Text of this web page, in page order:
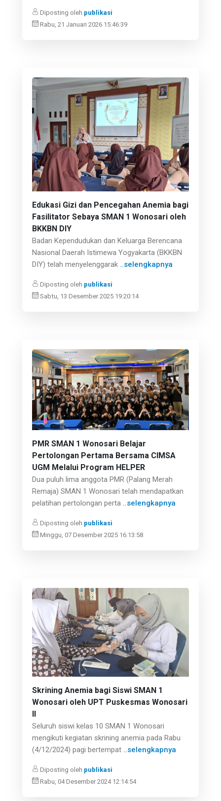
Diposting oleh publikasi
Rabu, 21 Januari 2026 15:46:39
Edukasi Gizi dan Pencegahan Anemia bagi
Fasilitator Sebaya SMAN 1 Wonosari oleh
BKKBN DIY
Badan Kependudukan dan Keluarga Berencana
Nasional Daerah Istimewa Yogyakarta (BKKBN
DIY) telah menyelenggarak ..selengkapnya
Diposting oleh publikasi
Sabtu, 13 Desember 2025 19:20:14
PMR SMAN 1 Wonosari Belajar
Pertolongan Pertama Bersama CIMSA
UGM Melalui Program HELPER
Dua puluh lima anggota PMR (Palang Merah
Remaja) SMAN 1 Wonosari telah mendapatkan
pelatihan pertolongan perta ..selengkapnya
Diposting oleh publikasi
Minggu, 07 Desember 2025 16:13:58
Skrining Anemia bagi Siswi SMAN 1
Wonosari oleh UPT Puskesmas Wonosari
II
Seluruh siswi kelas 10 SMAN 1 Wonosari
mengikuti kegiatan skrining anemia pada Rabu
(4/12/2024) pagi bertempat ..selengkapnya
Diposting oleh publikasi
Rabu, 04 Desember 2024 12:14:54